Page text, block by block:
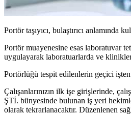
Portör taşıyıcı, bulaştırıcı
Portör muayenesine esas laboratuvar
uygulayarak laboratuarlarda ve
Portörlüğü tespit edilenlerin geçici işten
Çalışanlarınızın ilk işe girişlerinde,
ŞTİ. bünyesinde bulunan iş yeri
olarak tekrarlanacaktır. Düzenlenen